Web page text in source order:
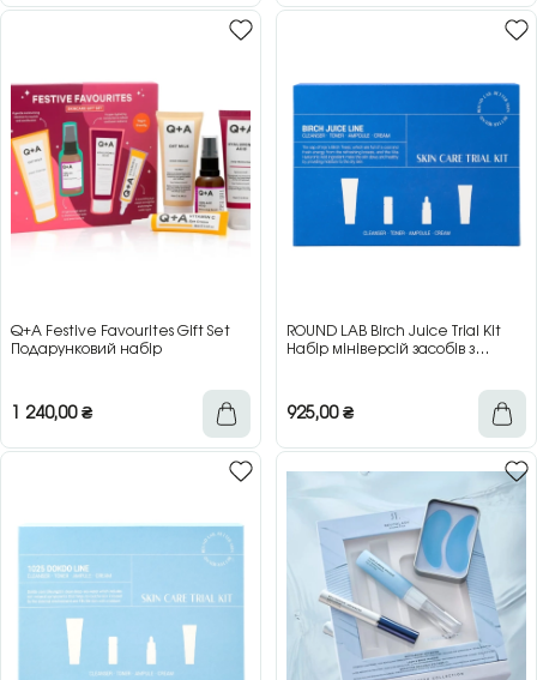
Q+A Festive Favourites Gift Set
Подарунковий набір
1 240,00₴
ROUND LAB Birch Juice Trial Kit
Набір мініверсій засобів з
925,00₴